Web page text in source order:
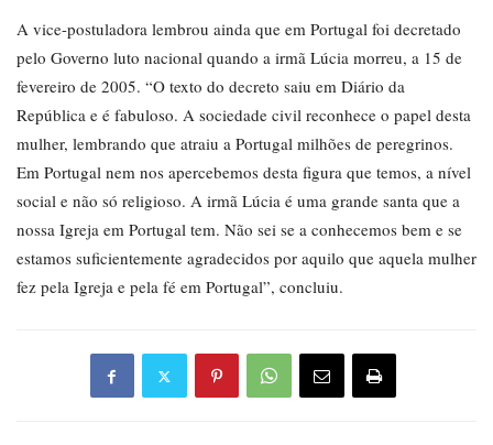
A vice-postuladora lembrou ainda que em Portugal foi decretado
pelo Governo luto nacional quando a irmã Lúcia morreu, a 15 de
fevereiro de 2005. “O texto do decreto saiu em Diário da
República e é fabuloso. A sociedade civil reconhece o papel desta
mulher, lembrando que atraiu a Portugal milhões de peregrinos.
Em Portugal nem nos apercebemos desta figura que temos, a nível
social e não só religioso. A irmã Lúcia é uma grande santa que a
nossa Igreja em Portugal tem. Não sei se a conhecemos bem e se
estamos suficientemente agradecidos por aquilo que aquela mulher
fez pela Igreja e pela fé em Portugal”, concluiu.